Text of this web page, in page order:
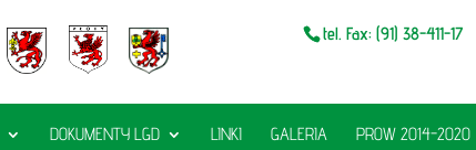
tel. Fax: (91) 38-411-17
DOKUMENTY LGD LINKI GALERIA PROW 2014-2020